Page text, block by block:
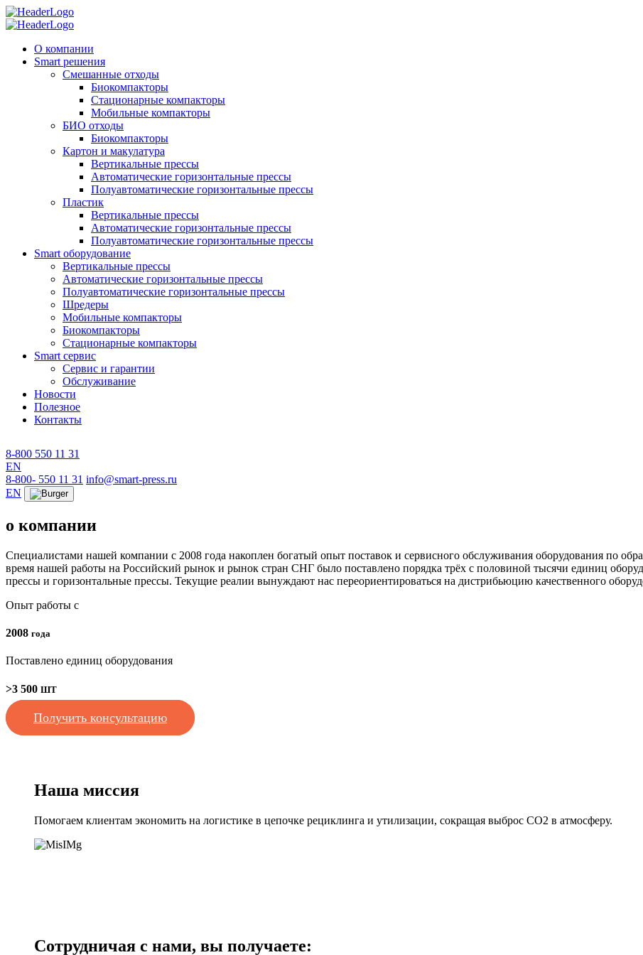
О компании
Smart решения
Смешанные отходы
Биокомпакторы
Стационарные компакторы
Мобильные компакторы
БИО отходы
Биокомпакторы
Картон и макулатура
Вертикальные прессы
Автоматические горизонтальные прессы
Полуавтоматические горизонтальные прессы
Пластик
Вертикальные прессы
Автоматические горизонтальные прессы
Полуавтоматические горизонтальные прессы
Smart оборудование
Вертикальные прессы
Автоматические горизонтальные прессы
Полуавтоматические горизонтальные прессы
Шредеры
Мобильные компакторы
Биокомпакторы
Стационарные компакторы
Smart сервис
Сервис и гарантии
Обслуживание
Новости
Полезное
Контакты
8-800 550 11 31
EN
8-800- 550 11 31 info@smart-press.ru
EN
о компании
Специалистами нашей компании с 2008 года накоплен богатый опыт поставок и сервисного обслуживания оборудования по
время нашей работы на Российский рынок и рынок стран СНГ было поставлено порядка трёх с половиной тысячи единиц
прессы и горизонтальные прессы. Текущие реалии вынуждают нас переориентироваться на дистрибьюцию качественного
Опыт работы с
2008 года
Поставлено единиц оборудования
>3 500 ШТ
Получить консультацию
Наша миссия
Помогаем клиентам экономить на логистике в цепочке рециклинга и утилизации, сокращая выброс CO2 в атмосферу.
Сотрудничая с нами, вы получаете: